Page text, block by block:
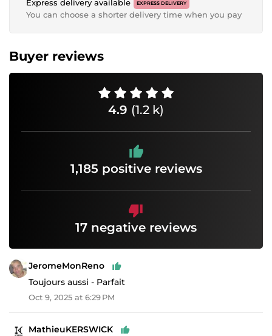
Express delivery available EXPRESS DELIVERY
You can choose a shorter delivery time when you pay
Buyer reviews
4.9 (1.2 k)
1,185 positive reviews
17 negative reviews
JeromeMonReno
Toujours aussi - Parfait
Oct 9, 2025 at 6:29 PM
MathieuKERSWICK